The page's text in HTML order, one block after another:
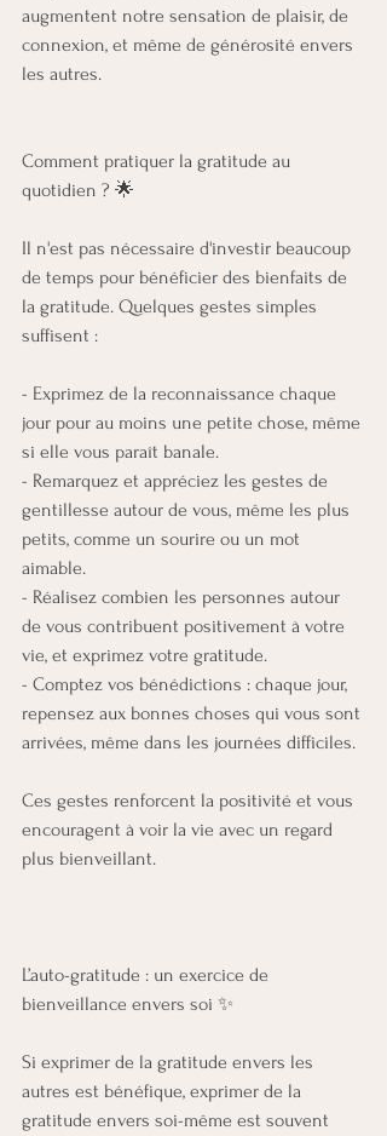
augmentent notre sensation de plaisir, de
connexion, et même de générosité envers
les autres.
Comment pratiquer la gratitude au
quotidien ? 🌟
Il n'est pas nécessaire d'investir beaucoup
de temps pour bénéficier des bienfaits de
la gratitude. Quelques gestes simples
suffisent :
- Exprimez de la reconnaissance chaque
jour pour au moins une petite chose, même
si elle vous paraît banale.
- Remarquez et appréciez les gestes de
gentillesse autour de vous, même les plus
petits, comme un sourire ou un mot
aimable.
- Réalisez combien les personnes autour
de vous contribuent positivement à votre
vie, et exprimez votre gratitude.
- Comptez vos bénédictions : chaque jour,
repensez aux bonnes choses qui vous sont
arrivées, même dans les journées difficiles.
Ces gestes renforcent la positivité et vous
encouragent à voir la vie avec un regard
plus bienveillant.
L’auto-gratitude : un exercice de
bienveillance envers soi ✨
Si exprimer de la gratitude envers les
autres est bénéfique, exprimer de la
gratitude envers soi-même est souvent